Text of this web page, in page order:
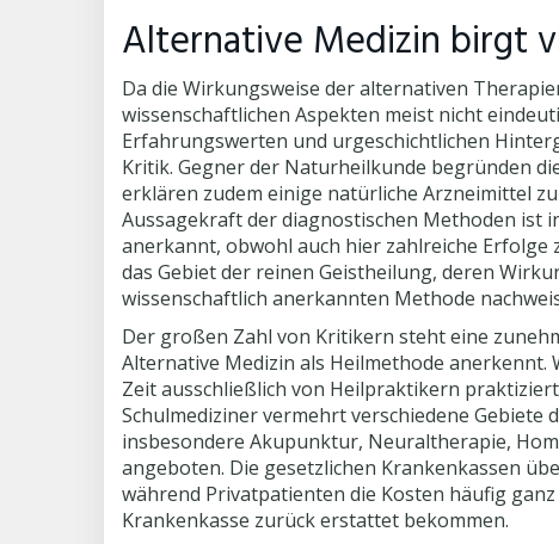
Alternative Medizin birgt
Da die Wirkungsweise der alternativen
wissenschaftlichen Aspekten meist nicht
Erfahrungswerten und urgeschichtlichen
Kritik. Gegner der Naturheilkunde begründen
erklären zudem einige natürliche Arzneimittel
Aussagekraft der diagnostischen Methoden ist
anerkannt, obwohl auch hier zahlreiche
das Gebiet der reinen Geistheilung, deren
wissenschaftlich anerkannten Methode
Der großen Zahl von Kritikern steht eine
Alternative Medizin als Heilmethode
Zeit ausschließlich von Heilpraktikern
Schulmediziner vermehrt verschiedene
insbesondere Akupunktur, Neuraltherapie,
angeboten. Die gesetzlichen Krankenkassen
während Privatpatienten die Kosten häufig
Krankenkasse zurück erstattet bekommen.